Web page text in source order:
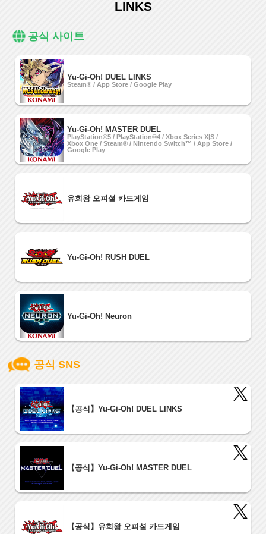
LINKS
공식 사이트
Yu-Gi-Oh! DUEL LINKS
Steam® / App Store / Google Play
Yu-Gi-Oh! MASTER DUEL
PlayStation®5 / PlayStation®4 / Xbox Series X|S /
Xbox One / Steam® / Nintendo Switch™ / App Store /
Google Play
유희왕 오피셜 카드게임
Yu-Gi-Oh! RUSH DUEL
Yu-Gi-Oh! Neuron
공식 SNS
【공식】Yu-Gi-Oh! DUEL LINKS
【공식】Yu-Gi-Oh! MASTER DUEL
【공식】유희왕 오피셜 카드게임